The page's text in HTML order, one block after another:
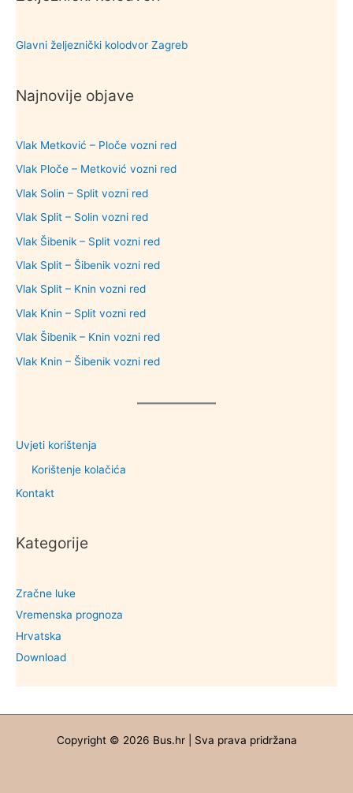
Glavni željeznički kolodvor Zagreb
Najnovije objave
Vlak Metković – Ploče vozni red
Vlak Ploče – Metković vozni red
Vlak Solin – Split vozni red
Vlak Split – Solin vozni red
Vlak Šibenik – Split vozni red
Vlak Split – Šibenik vozni red
Vlak Split – Knin vozni red
Vlak Knin – Split vozni red
Vlak Šibenik – Knin vozni red
Vlak Knin – Šibenik vozni red
Uvjeti korištenja
Korištenje kolačića
Kontakt
Kategorije
Zračne luke
Vremenska prognoza
Hrvatska
Download
Copyright © 2026 Bus.hr | Sva prava pridržana